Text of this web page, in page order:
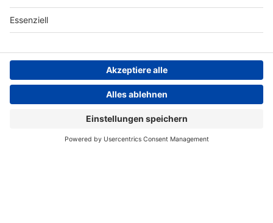
AGB
Datenschutzhinweis
Compliance